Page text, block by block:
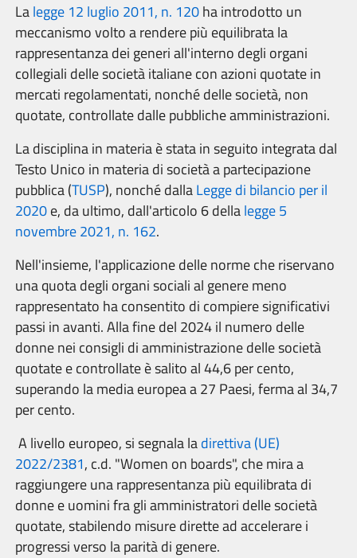
Lalegge 12 luglio 2011, n. 120ha introdotto un
meccanismo volto a rendere più equilibrata la
rappresentanza dei generi all'interno degli organi
collegiali delle società italiane con azioni quotate in
mercati regolamentati, nonché delle società, non
quotate, controllate dalle pubbliche amministrazioni.
La disciplina in materia è stata in seguito integrata dal
Testo Unico in materia di società a partecipazione
pubblica (TUSP), nonché dallaLegge di bilancio per il
2020e, da ultimo, dall'articolo 6 dellalegge 5
novembre 2021, n. 162.
Nell'insieme, l'applicazione delle norme che riservano
una quota degli organi sociali al genere meno
rappresentato ha consentito di compiere significativi
passi in avanti.Alla fine del 2024 il numero delle
donne nei consigli di amministrazione delle società
quotate e controllate è salito al 44,6 per cento,
superando la media europea a 27 Paesi, ferma al 34,7
per cento.
A livello europeo, si segnala ladirettiva (UE)
2022/2381, c.d. "Women on boards", che mira a
raggiungere una rappresentanza più equilibrata di
donne e uomini fra gli amministratori delle società
quotate, stabilendo misure dirette ad accelerare i
progressi verso la parità di genere.